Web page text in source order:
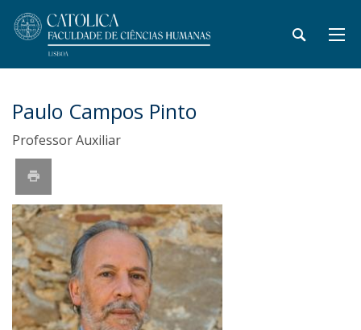
Paulo Campos Pinto
Professor Auxiliar